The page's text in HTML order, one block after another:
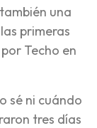
una
primeras
Techo en
sé ni cuándo
tres días